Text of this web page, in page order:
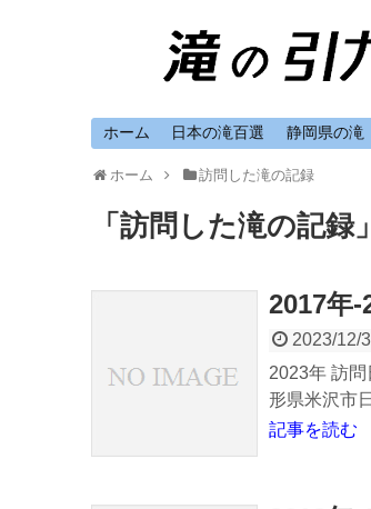
ホーム 日本の滝百選 静岡県の滝
ホーム 訪問した滝の記録
「 訪問した滝の記録」
2017年-
2023/12/
2023年 訪
形県米沢市
記事を読む